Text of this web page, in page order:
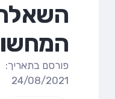
פורסם בתאריך:
24/08/2021